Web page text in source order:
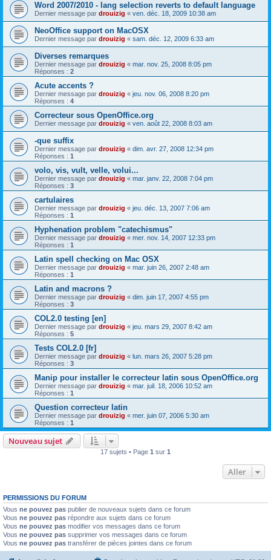
Word 2007/2010 - lang selection reverts to default language
Dernier message par drouizig « ven. déc. 18, 2009 10:38 am
NeoOffice support on MacOSX
Dernier message par drouizig « sam. déc. 12, 2009 6:33 am
Diverses remarques
Dernier message par drouizig « mar. nov. 25, 2008 8:05 pm
Réponses : 2
Acute accents ?
Dernier message par drouizig « jeu. nov. 06, 2008 8:20 pm
Réponses : 4
Correcteur sous OpenOffice.org
Dernier message par drouizig « ven. août 22, 2008 8:03 am
-que suffix
Dernier message par drouizig « dim. avr. 27, 2008 12:34 pm
Réponses : 1
volo, vis, vult, velle, volui...
Dernier message par drouizig « mar. janv. 22, 2008 7:04 pm
Réponses : 3
cartulaires
Dernier message par drouizig « jeu. déc. 13, 2007 7:06 am
Réponses : 1
Hyphenation problem "catechismus"
Dernier message par drouizig « mer. nov. 14, 2007 12:33 pm
Réponses : 1
Latin spell checking on Mac OSX
Dernier message par drouizig « mar. juin 26, 2007 2:48 am
Réponses : 1
Latin and macrons ?
Dernier message par drouizig « dim. juin 17, 2007 4:55 pm
Réponses : 3
COL2.0 testing [en]
Dernier message par drouizig « jeu. mars 29, 2007 8:42 am
Réponses : 5
Tests COL2.0 [fr]
Dernier message par drouizig « lun. mars 26, 2007 5:28 pm
Réponses : 3
Manip pour installer le correcteur latin sous OpenOffice.org
Dernier message par drouizig « mar. juil. 18, 2006 10:52 am
Réponses : 1
Question correcteur latin
Dernier message par drouizig « mer. juin 07, 2006 5:30 am
Réponses : 1
Nouveau sujet
17 sujets • Page 1 sur 1
Aller
PERMISSIONS DU FORUM
Vous ne pouvez pas publier de nouveaux sujets dans ce forum
Vous ne pouvez pas répondre aux sujets dans ce forum
Vous ne pouvez pas modifier vos messages dans ce forum
Vous ne pouvez pas supprimer vos messages dans ce forum
Vous ne pouvez pas transférer de pièces jointes dans ce forum